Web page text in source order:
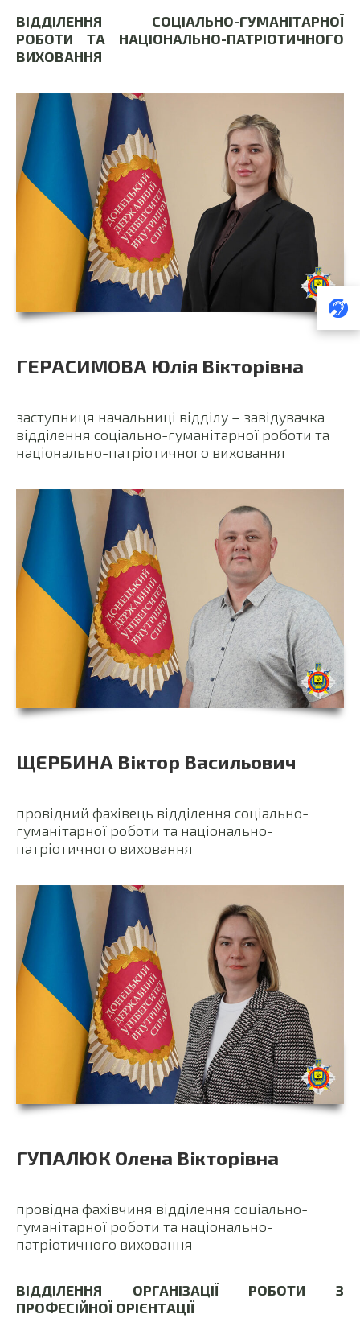
ВІДДІЛЕННЯ СОЦІАЛЬНО-ГУМАНІТАРНОЇ
РОБОТИ ТА НАЦІОНАЛЬНО-ПАТРІОТИЧНОГО
ВИХОВАННЯ
ГЕРАСИМОВА Юлія Вікторівна
заступниця начальниці відділу – завідувачка
відділення соціально-гуманітарної роботи та
національно-патріотичного виховання
ЩЕРБИНА Віктор Васильович
провідний фахівець відділення соціально-
гуманітарної роботи та національно-
патріотичного виховання
ГУПАЛЮК Олена Вікторівна
провідна фахівчиня відділення соціально-
гуманітарної роботи та національно-
патріотичного виховання
ВІДДІЛЕННЯ ОРГАНІЗАЦІЇ РОБОТИ З
ПРОФЕСІЙНОЇ ОРІЄНТАЦІЇ